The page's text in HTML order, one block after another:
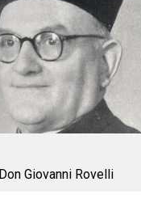
Don Giovanni Rovelli